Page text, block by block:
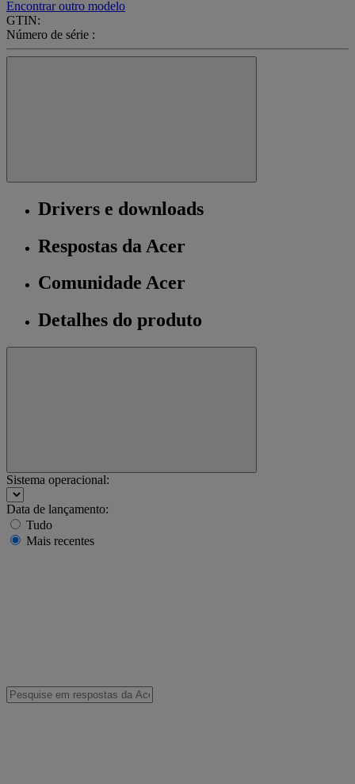
Encontrar outro modelo
GTIN:
Número de série :
Drivers e downloads
Respostas da Acer
Comunidade Acer
Detalhes do produto
Sistema operacional:
Data de lançamento:
Tudo
Mais recentes